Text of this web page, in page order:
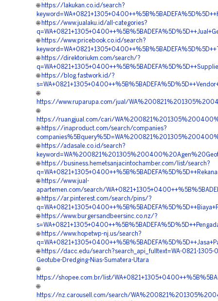
🌐 https://lakukan.co.id/search?
🌐 https://www.jualaku.id/all-categories?
🌐 https://www.pricebook.co.id/search?
🌐 https://direktoriukm.com/search/?
🌐 https://blog.fastwork.id/?
🌐
https://www.ruparupa.com/jual/
🌐
https://ruangjual.com/cari/
🌐 https://inaproduct.com/search/companies?
🌐 https://adasale.co.id/search?
🌐 https://business.hemetsanjacintochamber.com/list/search?
🌐 https://www.jual-
apartemen.com/search/
🌐 https://ar.pinterest.com/search/pins/?
🌐 https://www.burgersandbeersinc.co.nz/?
🌐 https://www.hopetwp-nj.us/search?
🌐 https://dacc.edu/search?search_api_fulltext=WA-0821-1305-
Geotube-Dredging-Nias-Sumatera-Utara
🌐
https://shopee.com.br/list/
🌐
https://nz.carousell.com/search/